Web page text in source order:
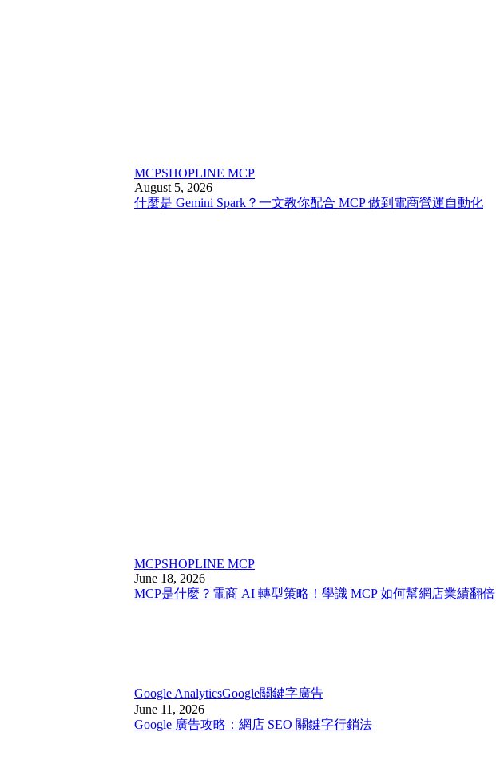
MCPSHOPLINE MCP
August 5, 2026
什麼是 Gemini Spark？一文教你配合 MCP 做到電商營運自動化
MCPSHOPLINE MCP
June 18, 2026
MCP是什麼？電商 AI 轉型策略！學識 MCP 如何幫網店業績翻倍
Google AnalyticsGoogle關鍵字廣告
June 11, 2026
Google 廣告攻略：網店 SEO 關鍵字行銷法